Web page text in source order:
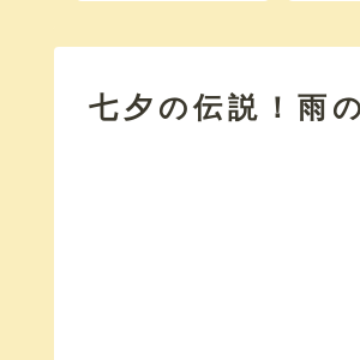
七夕の伝説！雨